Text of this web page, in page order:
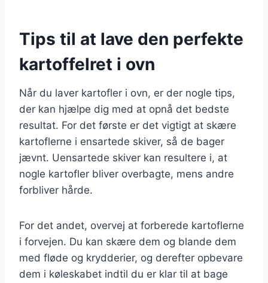
Tips til at lave den perfekte
kartoffelret i ovn
Når du laver kartofler i ovn, er der nogle tips,
der kan hjælpe dig med at opnå det bedste
resultat. For det første er det vigtigt at skære
kartoflerne i ensartede skiver, så de bager
jævnt. Uensartede skiver kan resultere i, at
nogle kartofler bliver overbagte, mens andre
forbliver hårde.
For det andet, overvej at forberede kartoflerne
i forvejen. Du kan skære dem og blande dem
med fløde og krydderier, og derefter opbevare
dem i køleskabet indtil du er klar til at bage